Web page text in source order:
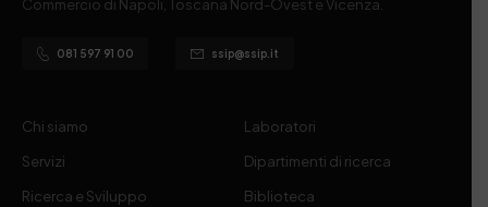
Commercio di Napoli, Toscana Nord-Ovest e Vicenza.
081 597 91 00 ssip@ssip.it
Chi siamo
Servizi
Ricerca e Sviluppo
Laboratori
Dipartimenti di ricerca
Biblioteca